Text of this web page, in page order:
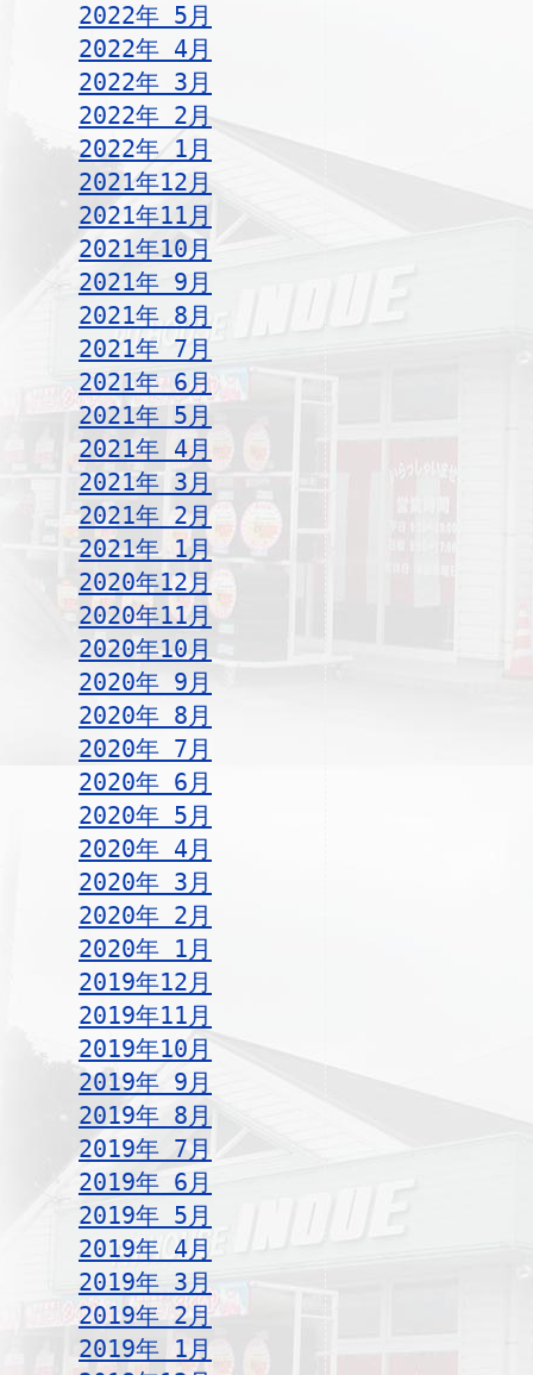
2022年 5月
2022年 4月
2022年 3月
2022年 2月
2022年 1月
2021年12月
2021年11月
2021年10月
2021年 9月
2021年 8月
2021年 7月
2021年 6月
2021年 5月
2021年 4月
2021年 3月
2021年 2月
2021年 1月
2020年12月
2020年11月
2020年10月
2020年 9月
2020年 8月
2020年 7月
2020年 6月
2020年 5月
2020年 4月
2020年 3月
2020年 2月
2020年 1月
2019年12月
2019年11月
2019年10月
2019年 9月
2019年 8月
2019年 7月
2019年 6月
2019年 5月
2019年 4月
2019年 3月
2019年 2月
2019年 1月